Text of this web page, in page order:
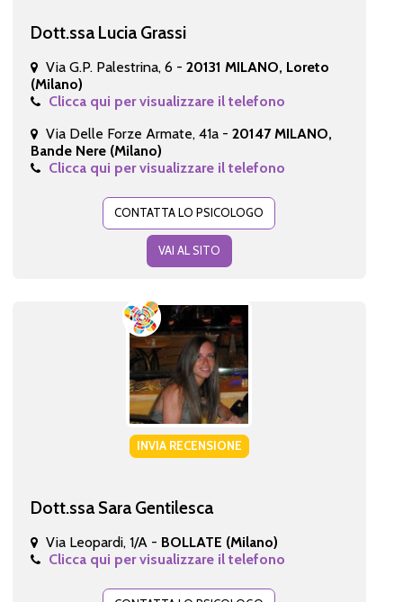
Dott.ssa Lucia Grassi
Via G.P. Palestrina, 6 - 20131 MILANO, Loreto
(Milano)
Clicca qui per visualizzare il telefono
Via Delle Forze Armate, 41a - 20147 MILANO,
Bande Nere (Milano)
Clicca qui per visualizzare il telefono
CONTATTA LO PSICOLOGO
VAI AL SITO
INVIA RECENSIONE
Dott.ssa Sara Gentilesca
Via Leopardi, 1/A - BOLLATE (Milano)
Clicca qui per visualizzare il telefono